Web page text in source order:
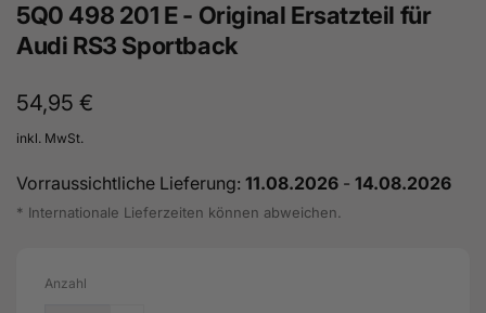
5Q0 498 201 E - Original Ersatzteil für
Audi RS3 Sportback
Normaler
Preis
54,95 €
inkl. MwSt.
Vorraussichtliche Lieferung: 11.08.2026 - 14.08.2026
* Internationale Lieferzeiten können abweichen.
Anzahl